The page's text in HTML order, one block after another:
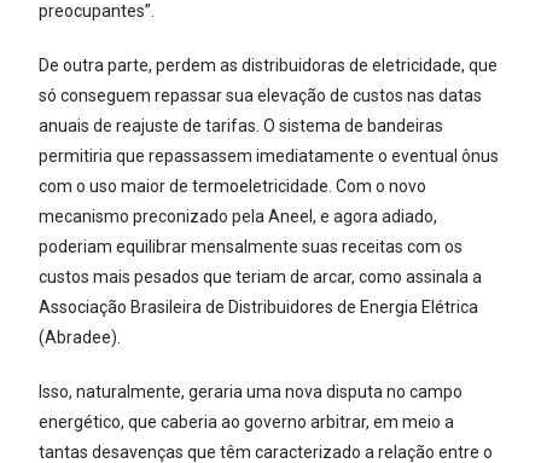
preocupantes”.
De outra parte, perdem as distribuidoras de eletricidade, que
só conseguem repassar sua elevação de custos nas datas
anuais de reajuste de tarifas. O sistema de bandeiras
permitiria que repassassem imediatamente o eventual ônus
com o uso maior de termoeletricidade. Com o novo
mecanismo preconizado pela Aneel, e agora adiado,
poderiam equilibrar mensalmente suas receitas com os
custos mais pesados que teriam de arcar, como assinala a
Associação Brasileira de Distribuidores de Energia Elétrica
(Abradee).
Isso, naturalmente, geraria uma nova disputa no campo
energético, que caberia ao governo arbitrar, em meio a
tantas desavenças que têm caracterizado a relação entre o